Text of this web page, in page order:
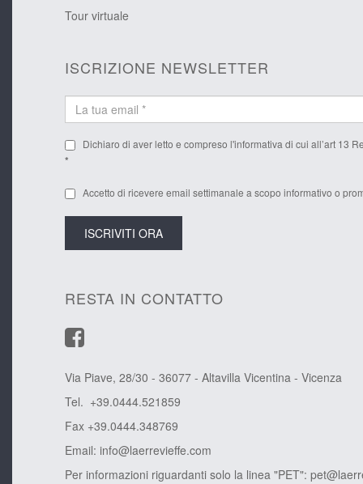
Tour virtuale
ISCRIZIONE NEWSLETTER
Dichiaro di aver letto e compreso l'informativa di cui all’art 13
*
Accetto di ricevere email settimanale a scopo informativo o
RESTA IN CONTATTO
Via Piave, 28/30 - 36077 - Altavilla Vicentina - Vicenza
Tel. +39.0444.521859
Fax +39.0444.348769
Email: info@laerrevieffe.com
Per informazioni riguardanti solo la linea "PET":